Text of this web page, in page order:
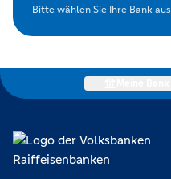
Bitte wählen Sie Ihre Bank aus